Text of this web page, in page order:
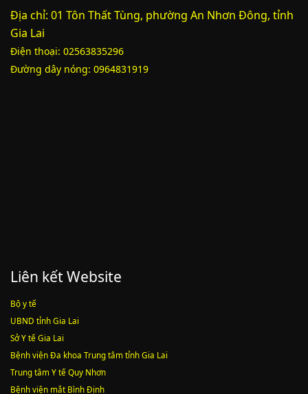
Phụ lục 3 - Kèm theo quyết định số 2164
Lượt xem:2010 | lượt tải:1159
52/2019/QH14
Địa chỉ: 01 Tôn Thất Tùng, phường An Nhơn Đông, tỉnh
Gia Lai
Điện thoại: 02563835296
Đường dây nóng: 0964831919
Liên kết Website
Bộ y tế
UBND tỉnh Gia Lai
Sở Y tế Gia Lai
Bệnh viện Đa khoa Trung tâm tỉnh Gia Lai
Trung tâm Y tế Quy Nhơn
Bệnh viện mắt Bình Định